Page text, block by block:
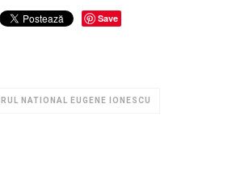
Save
NATIONAL EUGENE IONESCU